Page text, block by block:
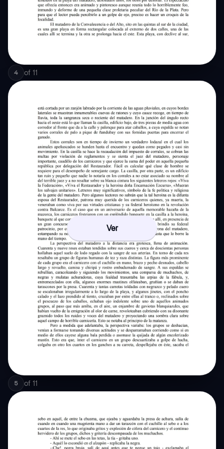
4 of 11
Ver
5 of 11